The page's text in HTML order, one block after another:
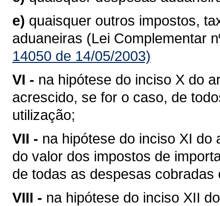
e) quaisquer outros impostos,
aduaneiras (Lei Complementar
14050 de 14/05/2003)
VI - na hipótese do inciso X do
acrescido, se for o caso, de
utilização;
VII - na hipótese do inciso XI do
do valor dos impostos de
de todas as despesas
VIII - na hipótese do inciso XII